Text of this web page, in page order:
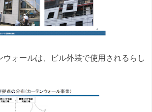
ウォールは、ビル外装で使用されるらし